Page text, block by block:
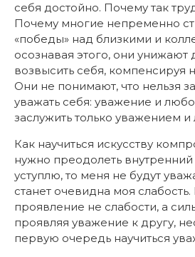
себя достойно. Почему так
Почему многие непременно
«победы» над близкими и
осознавая этого, они унижают
возвысить себя, компенсируя
Они не понимают, что нельзя
уважать себя: уважение и
заслужить только уважением
Как научиться искусству
нужно преодолеть внутренний
уступлю, то меня не будут
станет очевидна моя слабость.
проявление не слабости, а
проявляя уважение к другу,
первую очередь научиться